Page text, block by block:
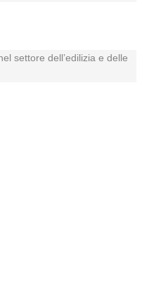
settore dell’edilizia e delle